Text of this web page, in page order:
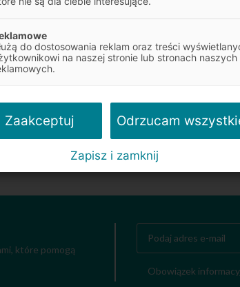
oznaczenia
Artykuły 5 min
które pomogą
Obowiązek
do dostosowania reklam oraz treści
na naszej stronie lub stronach
Zaakceptuj Odrzucam
Zapisz i zamknij